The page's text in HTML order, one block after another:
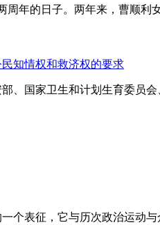
周年的日子。两年来，曹顺
知情权和救济权的要求
、国家卫生和计划生育委员
个表征，它与历次政治运动